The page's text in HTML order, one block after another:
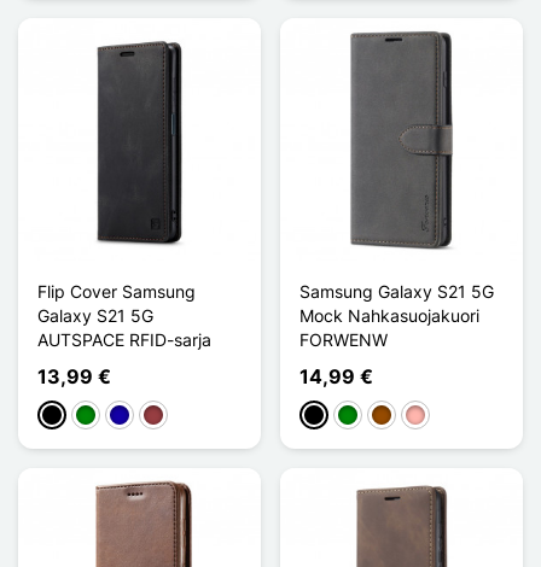
Flip Cover Samsung
Galaxy S21 5G
AUTSPACE RFID-sarja
13,99 €
MustaVihreäBleu Foncé
Rouge Foncé
Samsung Galaxy S21 5G
Mock Nahkasuojakuori
FORWENW
14,99 €
MustaVihreäRuskeaOr Rose